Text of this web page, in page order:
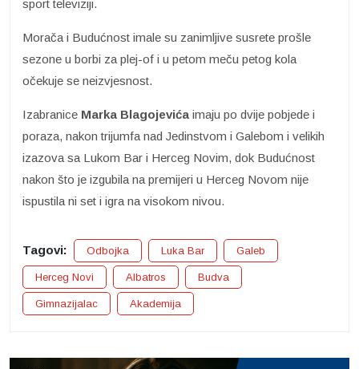
sport televiziji.
Morača i Budućnost imale su zanimljive susrete prošle
sezone u borbi za plej-of i u petom meču petog kola
očekuje se neizvjesnost.
Izabranice Marka Blagojevića imaju po dvije pobjede i
poraza, nakon trijumfa nad Jedinstvom i Galebom i velikih
izazova sa Lukom Bar i Herceg Novim, dok Budućnost
nakon što je izgubila na premijeri u Herceg Novom nije
ispustila ni set i igra na visokom nivou.
Tagovi: Odbojka Luka Bar Galeb
Herceg Novi Albatros Budva
Gimnazijalac Akademija